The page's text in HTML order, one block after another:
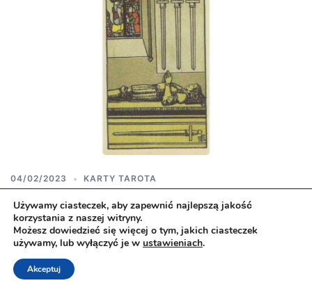
04/02/2023 KARTY TAROTA
4 miecze – karta tarota
4 miecze to karta, która mówi o potrzebie wyciszenia,
regeneracji i odzyskania wewnętrznej równowagi.
Używamy ciasteczek, aby zapewnić najlepszą jakość
korzystania z naszej witryny.
Możesz dowiedzieć się więcej o tym, jakich ciasteczek
używamy, lub wyłączyć je w ustawieniach.
Akceptuj